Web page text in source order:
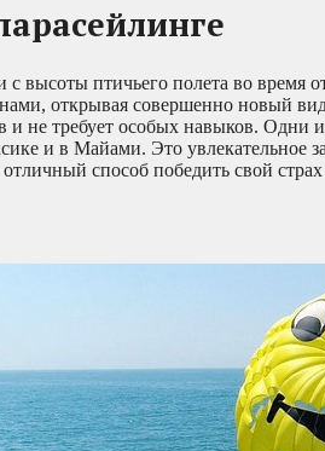
с высоты птичьего полета во
открывая совершенно новый
и не требует особых навыков. Одни
и в Майами. Это увлекательное
отличный способ победить свой